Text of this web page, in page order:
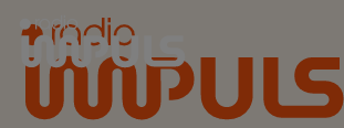
Radio Impuls